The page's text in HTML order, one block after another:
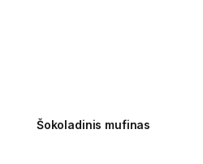
Šokoladinis mufinas